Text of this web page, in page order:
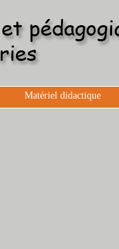
Matériel didactique